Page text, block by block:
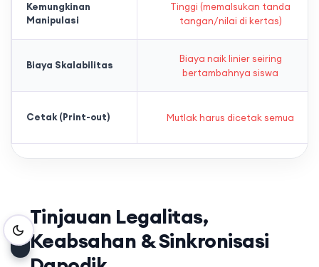
Kemungkinan
Manipulasi
Tinggi (memalsukan tanda
tangan/nilai di kertas)
Biaya Skalabilitas
Biaya naik linier seiring
bertambahnya siswa
Cetak (Print-out) Mutlak harus dicetak semua
8
Tinjauan Legalitas,
Keabsahan & Sinkronisasi